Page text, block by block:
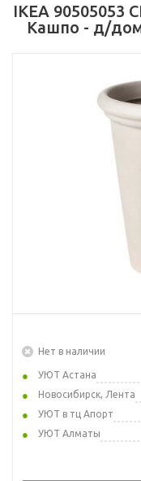
IKEA 90505053
Кашпо - д/
Нет в наличии
УЮТ Астана
Новосибирск, Лента
УЮТ в тц Апорт
УЮТ Алматы